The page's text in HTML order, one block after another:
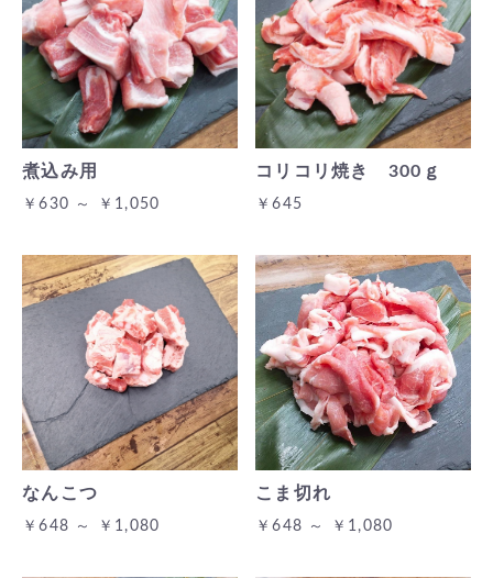
煮込み用
￥630 ～ ￥1,050
コリコリ焼き 300ｇ
￥645
なんこつ
￥648 ～ ￥1,080
こま切れ
￥648 ～ ￥1,080